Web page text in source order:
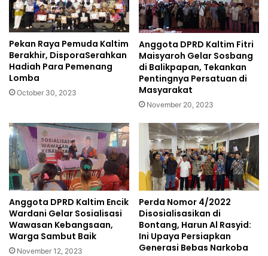
Pekan Raya Pemuda Kaltim
Berakhir, DisporaSerahkan
Hadiah Para Pemenang
Lomba
October 30, 2023
Anggota DPRD Kaltim Fitri
Maisyaroh Gelar Sosbang
di Balikpapan, Tekankan
Pentingnya Persatuan di
Masyarakat
November 20, 2023
Anggota DPRD Kaltim Encik
Wardani Gelar Sosialisasi
Wawasan Kebangsaan,
Warga Sambut Baik
November 12, 2023
Perda Nomor 4/2022
Disosialisasikan di
Bontang, Harun Al Rasyid:
Ini Upaya Persiapkan
Generasi Bebas Narkoba